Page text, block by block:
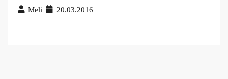
Meli 20.03.2016